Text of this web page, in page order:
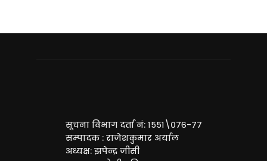
सूचना विभाग दर्ता नं: १५५१\०७६-७७
सम्पादक : राजेशकुमार अर्याल
अध्यक्ष: झपेन्द्र जीसी